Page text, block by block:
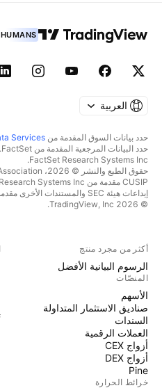
العربية
حدد بيانات السوق المقدمة من Services
FactSet Research Systems Inc.
CUSIP مقدمة من FactSet Research Systems Inc. جميع الحقوق محفوظة.
إيداعات هيئة SEC والمستندات الأخرى مقدمة من
© 2026 TradingView, Inc.
أكثر من مجرد منتج
الرسوم البيانية الأفضل
المنصّات
الأسهم
صناديق الاستثمار المتداولة
السندات
العملات الرقمية
أزواج CEX
أزواج DEX
Pine
خرائط الحرارة